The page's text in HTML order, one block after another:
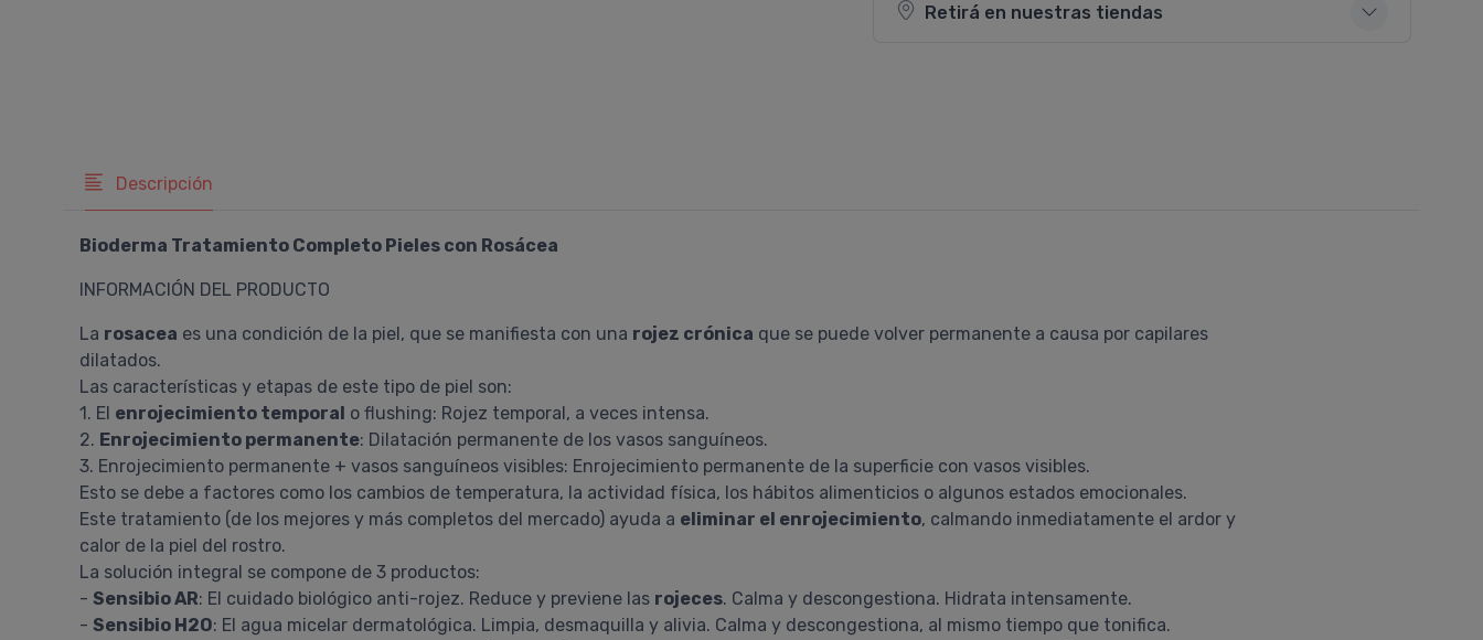
Retirá en nuestras tiendas
Descripción
Bioderma Tratamiento Completo Pieles con Rosácea
INFORMACIÓN DEL PRODUCTO
La rosacea es una condición de la piel, que se manifiesta con una rojez crónica que se puede volver permanente a causa por capilares
dilatados.
Las características y etapas de este tipo de piel son:
1. El enrojecimiento temporal o flushing: Rojez temporal, a veces intensa.
2. Enrojecimiento permanente: Dilatación permanente de los vasos sanguíneos.
3. Enrojecimiento permanente + vasos sanguíneos visibles: Enrojecimiento permanente de la superficie con vasos visibles.
Esto se debe a factores como los cambios de temperatura, la actividad física, los hábitos alimenticios o algunos estados emocionales.
Este tratamiento (de los mejores y más completos del mercado) ayuda a eliminar el enrojecimiento, calmando inmediatamente el ardor y
calor de la piel del rostro.
La solución integral se compone de 3 productos:
- Sensibio AR: El cuidado biológico anti-rojez. Reduce y previene las rojeces. Calma y descongestiona. Hidrata intensamente.
- Sensibio H2O: El agua micelar dermatológica. Limpia, desmaquilla y alivia. Calma y descongestiona, al mismo tiempo que tonifica.